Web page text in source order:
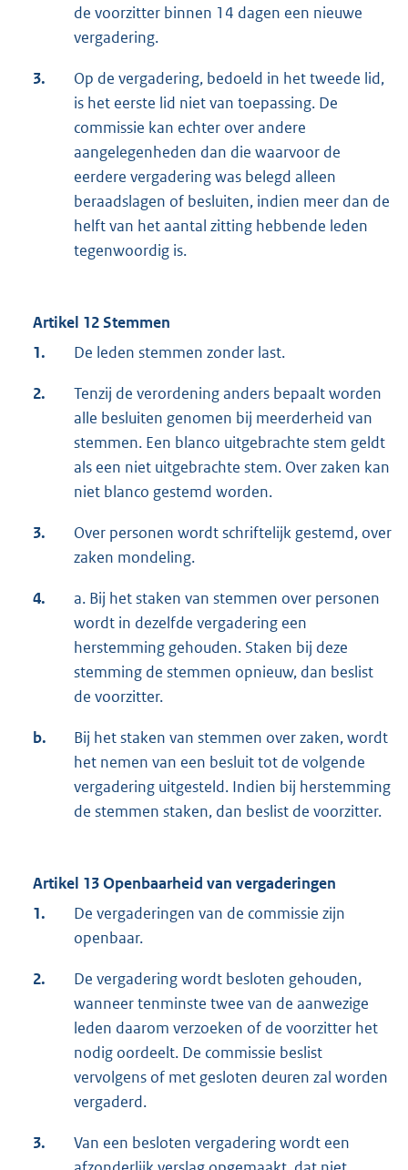
de voorzitter binnen 14 dagen een nieuwe
vergadering.
3.
Op de vergadering, bedoeld in het tweede lid,
is het eerste lid niet van toepassing. De
commissie kan echter over andere
aangelegenheden dan die waarvoor de
eerdere vergadering was belegd alleen
beraadslagen of besluiten, indien meer dan de
helft van het aantal zitting hebbende leden
tegenwoordig is.
Artikel 12 Stemmen
1.
De leden stemmen zonder last.
2.
Tenzij de verordening anders bepaalt worden
alle besluiten genomen bij meerderheid van
stemmen. Een blanco uitgebrachte stem geldt
als een niet uitgebrachte stem. Over zaken kan
niet blanco gestemd worden.
3.
Over personen wordt schriftelijk gestemd, over
zaken mondeling.
4.
a. Bij het staken van stemmen over personen
wordt in dezelfde vergadering een
herstemming gehouden. Staken bij deze
stemming de stemmen opnieuw, dan beslist
de voorzitter.
b.
Bij het staken van stemmen over zaken, wordt
het nemen van een besluit tot de volgende
vergadering uitgesteld. Indien bij herstemming
de stemmen staken, dan beslist de voorzitter.
Artikel 13 Openbaarheid van vergaderingen
1.
De vergaderingen van de commissie zijn
openbaar.
2.
De vergadering wordt besloten gehouden,
wanneer tenminste twee van de aanwezige
leden daarom verzoeken of de voorzitter het
nodig oordeelt. De commissie beslist
vervolgens of met gesloten deuren zal worden
vergaderd.
3.
Van een besloten vergadering wordt een